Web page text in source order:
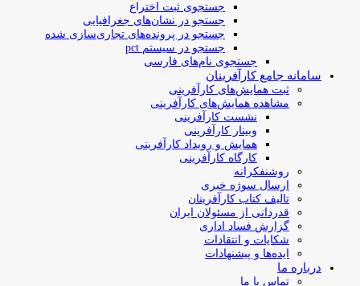
جستجوی ثبت اختراع
جستجو در نشان‌های جغرافیایی
جستجو در پرونده‌های تجاری‌سازی شده
جستجو در سیستم pct
جستجوی نام‌های فارسی
سامانه جامع کارآفرینان
ثبت همایش‌های کارآفرینی
مشاهده همایش‌های کارآفرینی
نشست کارآفرینی
وبینار کارآفرینی
همایش و رویداد کارآفرینی
کارگاه کارآفرینی
روشنفکرانه
ارسال سوژه‌ خبری
تالیف کتاب کارآفرینان
قدردانی از مسئولان ایران
گزارش فساد اداری
شکایات و انتقادات
ایده‌ها و پیشنهادات
درباره ما
تماس با ما